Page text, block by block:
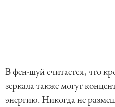
В фен-шуй считается, что
зеркала также могут
энергию. Никогда не